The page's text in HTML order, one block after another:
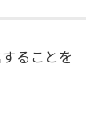
ることを